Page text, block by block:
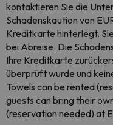
kontaktieren Sie die
Schadenskaution von
Kreditkarte hinterlegt.
bei Abreise. Die
Ihre Kreditkarte
überprüft wurde und
Towels can be rented
guests can bring their
(reservation needed) at